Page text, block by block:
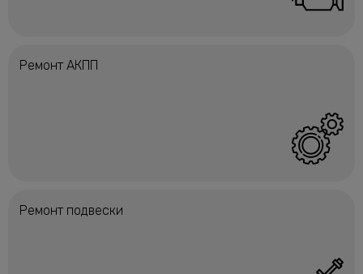
Ремонт АКПП
Ремонт подвески